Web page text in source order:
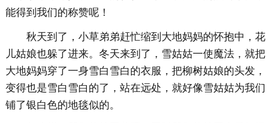
能得到我们的称赞呢！
秋天到了，小草弟弟赶忙缩到大地妈妈的怀抱中，花
儿姑娘也躲了进来。冬天来到了，雪姑姑一使魔法，就把
大地妈妈穿了一身雪白雪白的衣服，把柳树姑娘的头发，
变得也是雪白雪白的了，站在远处，就好像雪姑姑为我们
铺了银白色的地毯似的。